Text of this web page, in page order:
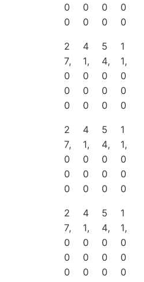
0
0
0
0
0
0
0
0
2
7,
0
0
0
4
1,
0
0
0
5
4,
0
0
0
1
1,
0
0
0
2
7,
0
0
0
4
1,
0
0
0
5
4,
0
0
0
1
1,
0
0
0
2
7,
0
0
0
4
1,
0
0
0
5
4,
0
0
0
1
1,
0
0
0